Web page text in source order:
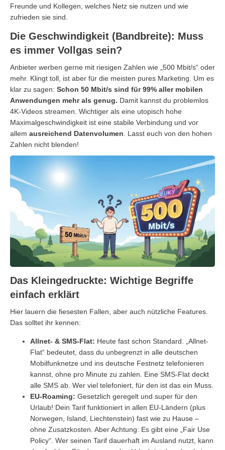
Freunde und Kollegen, welches Netz sie nutzen und wie
zufrieden sie sind.
Die Geschwindigkeit (Bandbreite): Muss
es immer Vollgas sein?
Anbieter werben gerne mit riesigen Zahlen wie „500 Mbit/s“ oder
mehr. Klingt toll, ist aber für die meisten pures Marketing. Um es
klar zu sagen: Schon 50 Mbit/s sind für 99% aller mobilen
Anwendungen mehr als genug. Damit kannst du problemlos
4K-Videos streamen. Wichtiger als eine utopisch hohe
Maximalgeschwindigkeit ist eine stabile Verbindung und vor
allem ausreichend Datenvolumen . Lasst euch von den hohen
Zahlen nicht blenden!
Das Kleingedruckte: Wichtige Begriffe
einfach erklärt
Hier lauern die fiesesten Fallen, aber auch nützliche Features.
Das solltet ihr kennen:
Allnet- & SMS-Flat: Heute fast schon Standard. „Allnet-
Flat“ bedeutet, dass du unbegrenzt in alle deutschen
Mobilfunknetze und ins deutsche Festnetz telefonieren
kannst, ohne pro Minute zu zahlen. Eine SMS-Flat deckt
alle SMS ab. Wer viel telefoniert, für den ist das ein Muss.
EU-Roaming: Gesetzlich geregelt und super für den
Urlaub! Dein Tarif funktioniert in allen EU-Ländern (plus
Norwegen, Island, Liechtenstein) fast wie zu Hause –
ohne Zusatzkosten. Aber Achtung: Es gibt eine „Fair Use
Policy“. Wer seinen Tarif dauerhaft im Ausland nutzt, kann